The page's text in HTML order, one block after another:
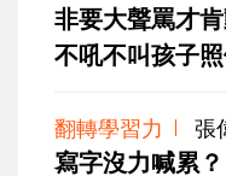
非要大聲罵才
不吼不叫孩子
翻轉學習力 張
寫字沒力喊累